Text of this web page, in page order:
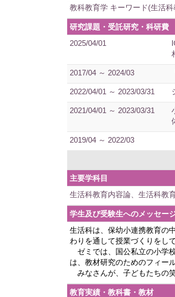
教科教育学 キーワード(生活
研究課題・受託研究・科研費
2025/04/01
2017/04 ～ 2024/03
2022/04/01 ～ 2023/03/31
2021/04/01 ～ 2023/03/31
2019/04 ～ 2022/03
主要学科目
生活科教育内容論、生活科教
学生及び受験生へのメッセー
生活科は、保幼小連携教育の
わりを通して授業づくりをし
ゼミでは、国公私立の小学
は、教材研究のためのフィー
みなさんが、子どもたちの
教育実績・教科書・教材